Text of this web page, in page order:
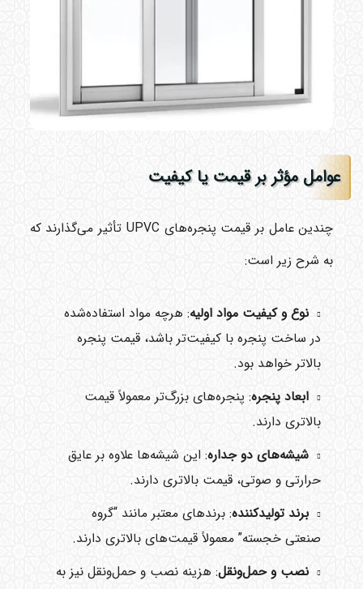
عوامل مؤثر بر قیمت یا کیفیت
چندین عامل بر قیمت پنجره‌های UPVC تأثیر می‌گذارند که
به شرح زیر است:
نوع و کیفیت مواد اولیه: هرچه مواد استفاده‌شده
در ساخت پنجره با کیفیت‌تر باشد، قیمت پنجره
بالاتر خواهد بود.
ابعاد پنجره: پنجره‌های بزرگ‌تر معمولاً قیمت
بالاتری دارند.
شیشه‌های دو جداره: این شیشه‌ها علاوه بر عایق
حرارتی و صوتی، قیمت بالاتری دارند.
برند تولیدکننده: برندهای معتبر مانند “گروه
صنعتی خجسته” معمولاً قیمت‌های بالاتری دارند.
نصب و حمل‌ونقل: هزینه نصب و حمل‌ونقل نیز به